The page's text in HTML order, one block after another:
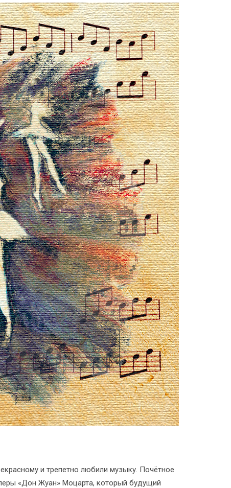
и трепетно любили музыку. Почётное
«Дон Жуан» Моцарта, который будущий